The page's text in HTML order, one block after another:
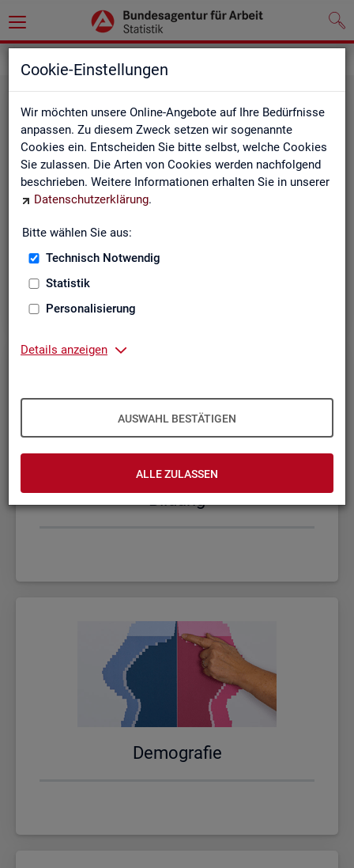
Cookie-Einstellungen
Wir möchten unsere Online-Angebote auf Ihre Bedürfnisse
anpassen. Zu diesem Zweck setzen wir sogenannte
Cookies ein. Entscheiden Sie bitte selbst, welche Cookies
Sie zulassen. Die Arten von Cookies werden nachfolgend
beschrieben. Weitere Informationen erhalten Sie in unserer
Datenschutzerklärung.
Bitte wählen Sie aus:
Technisch Notwendig
Statistik
Personalisierung
Details anzeigen
AUSWAHL BESTÄTIGEN
ALLE ZULASSEN
Bil­dung
De­mo­gra­fie